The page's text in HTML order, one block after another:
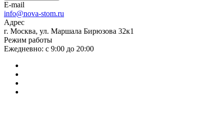
E-mail
info@nova-stom.ru
Адрес
г. Москва, ул. Маршала Бирюзова 32к1
Режим работы
Ежедневно: с 9:00 до 20:00